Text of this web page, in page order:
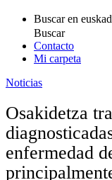
Buscar en
Buscar
Contacto
Mi carpeta
Noticias
Osakidetza
enfermedad